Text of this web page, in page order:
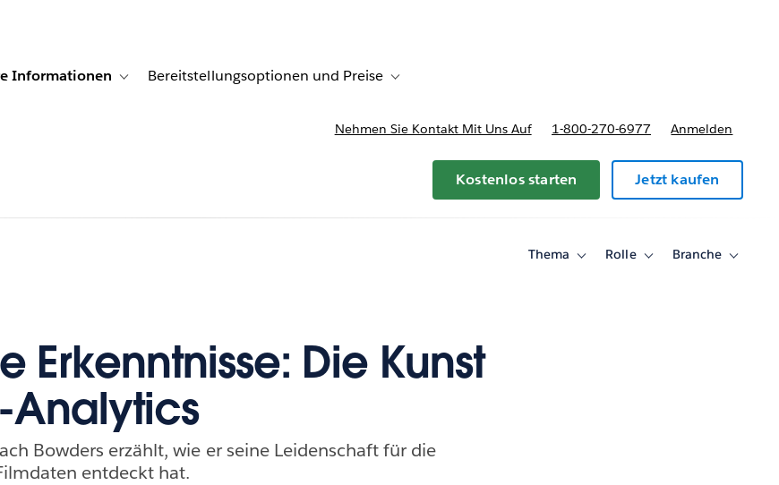
for Lösungen
Informationen Toggle sub-navigation for Weitere Informationen
Bereitstellungsoptionen und Preise Toggle sub-navigation for Bereitstellungsoptionen und Preise
Nehmen Sie Kontakt Mit Uns Auf 1-800-270-6977 Anmelden
Kostenlos starten Jetzt kaufen
Thema
ToggleRolle
ToggleBranche
Toggle
Erkenntnisse: Die Kunst
Analytics
Bowders erzählt, wie er seine Leidenschaft für die
entdeckt hat.